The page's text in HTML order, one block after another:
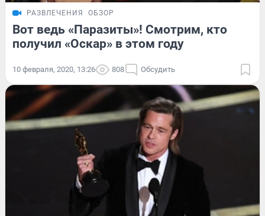
РАЗВЛЕЧЕНИЯ ОБЗОР
Вот ведь «Паразиты»! Смотрим, кто
получил «Оскар» в этом году
10 февраля, 2020, 13:26 808 Обсудить